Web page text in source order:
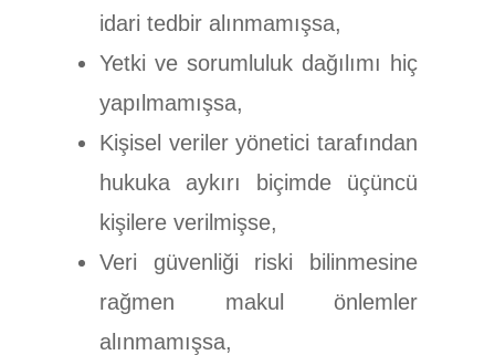
idari tedbir alınmamışsa,
Yetki ve sorumluluk dağılımı hiç
yapılmamışsa,
Kişisel veriler yönetici tarafından
hukuka aykırı biçimde üçüncü
kişilere verilmişse,
Veri güvenliği riski bilinmesine
rağmen makul önlemler
alınmamışsa,